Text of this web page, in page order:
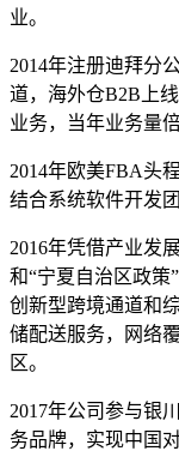
业。
2014年注册迪拜分
道，海外仓B2B上
业务，当年业务量
2014年欧美FBA头
结合系统软件开发
2016年凭借产业发
和“宁夏自治区政策
创新型跨境通道和
储配送服务，网络
区。
2017年公司参与银
务品牌，实现中国